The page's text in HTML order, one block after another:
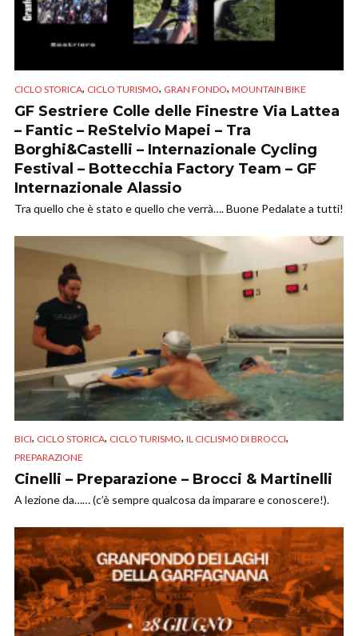
CICLO STORICA, CICLO TURISMO, GRAN FONDO, MOUNTAIN BIKE
GF Sestriere Colle delle Finestre Via Lattea
– Fantic – ReStelvio Mapei – Tra
Borghi&Castelli – Internazionale Cycling
Festival – Bottecchia Factory Team – GF
Internazionale Alassio
Tra quello che è stato e quello che verrà…. Buone Pedalate a tutti!
BICI, CICLO STORICA, CICLO TURISMO, IL CICLISMO DI BROCCI,
PREPARAZIONE
Cinelli – Preparazione – Brocci & Martinelli
A lezione da…… (c’è sempre qualcosa da imparare e conoscere!).